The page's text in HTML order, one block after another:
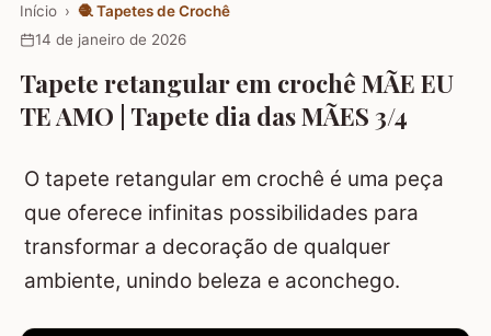
Início › 🧶 Tapetes de Crochê
14 de janeiro de 2026
Tapete retangular em crochê MÃE EU
TE AMO | Tapete dia das MÃES 3/4
O tapete retangular em crochê é uma peça
que oferece infinitas possibilidades para
transformar a decoração de qualquer
ambiente, unindo beleza e aconchego.